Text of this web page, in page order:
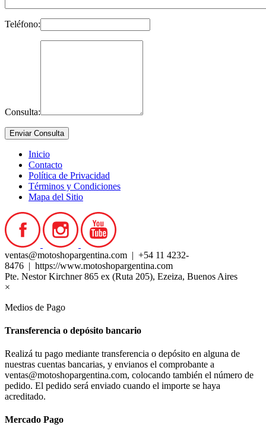
Teléfono:
Consulta:
Inicio
Contacto
Política de Privacidad
Términos y Condiciones
Mapa del Sitio
ventas@motoshopargentina.com | +54 11 4232-
8476 | https://www.motoshopargentina.com
Pte. Nestor Kirchner 865 ex (Ruta 205), Ezeiza, Buenos Aires
×
Medios de Pago
Transferencia o depósito bancario
Realizá tu pago mediante transferencia o depósito en alguna de
nuestras cuentas bancarias, y envianos el comprobante a
ventas@motoshopargentina.com, colocando también el número de
pedido. El pedido será enviado cuando el importe se haya
acreditado.
Mercado Pago